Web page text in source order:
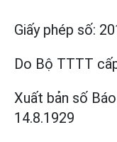
Giấy phép số:
Do Bộ TTTT
Xuất bản số
14.8.1929